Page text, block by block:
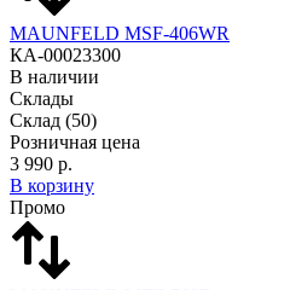
MAUNFELD MSF-406WR
КА-00023300
В наличии
Склады
Склад (50)
Розничная цена
3 990 р.
В корзину
Промо